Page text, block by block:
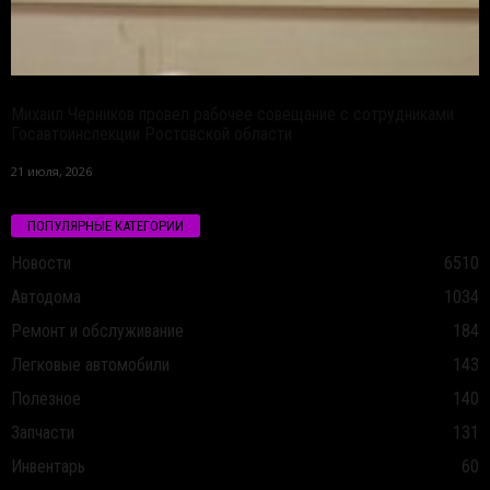
21 июля, 2026
ПОПУЛЯРНЫЕ КАТЕГОРИИ
Новости
6510
Автодома
1034
Ремонт и обслуживание
184
Легковые автомобили
143
Полезное
140
Запчасти
131
Инвентарь
60